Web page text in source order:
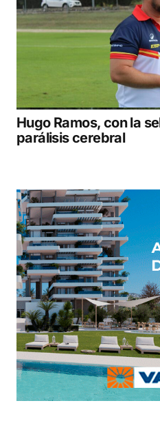
Hugo Ramos, con la
parálisis cerebral